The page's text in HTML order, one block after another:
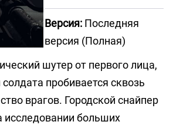
Версия: Последняя
версия (Полная)
шутер от первого лица,
пробивается сквозь
врагов. Городской снайпер
исследовании больших